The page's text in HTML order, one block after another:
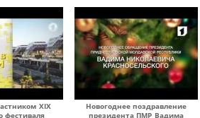
XIX
фестиваля
Новогоднее поздравление
президента ПМР Вадима